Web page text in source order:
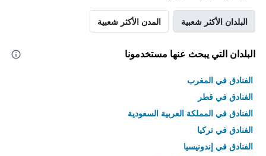
البلدان الأكثر شعبية المدن الأكثر شعبية
البلدان التي يبحث عنها مستخدمونا
الفنادق في المغرب
الفنادق في قطر
الفنادق في المملكة العربية السعودية
الفنادق في تركيا
الفنادق في إندونيسيا